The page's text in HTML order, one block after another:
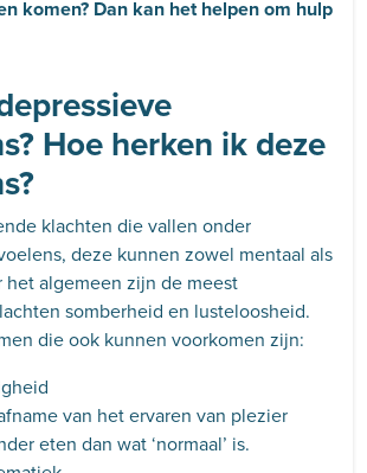
komen? Dan kan het helpen om hulp
Hoe herken ik deze
klachten die vallen onder
deze kunnen zowel mentaal als
het algemeen zijn de meest
somberheid en lusteloosheid.
die ook kunnen voorkomen zijn:
van het ervaren van plezier
eten dan wat ‘normaal’ is.